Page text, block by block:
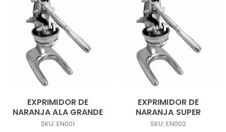
EXPRIMIDOR DE
NARANJA ALA GRANDE
SKU: EN001
EXPRIMIDOR DE
NARANJA SUPER
SKU: EN002